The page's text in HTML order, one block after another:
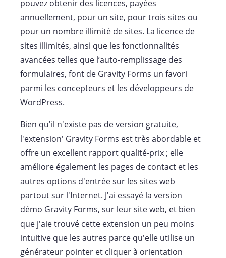
pouvez obtenir des licences, payées
annuellement, pour un site, pour trois sites ou
pour un nombre illimité de sites. La licence de
sites illimités, ainsi que les fonctionnalités
avancées telles que l’auto-remplissage des
formulaires, font de Gravity Forms un favori
parmi les concepteurs et les développeurs de
WordPress.
Bien qu'il n'existe pas de version gratuite,
l'extension' Gravity Forms est très abordable et
offre un excellent rapport qualité-prix ; elle
améliore également les pages de contact et les
autres options d'entrée sur les sites web
partout sur l'Internet. J'ai essayé la version
démo Gravity Forms, sur leur site web, et bien
que j'aie trouvé cette extension un peu moins
intuitive que les autres parce qu'elle utilise un
générateur pointer et cliquer à orientation